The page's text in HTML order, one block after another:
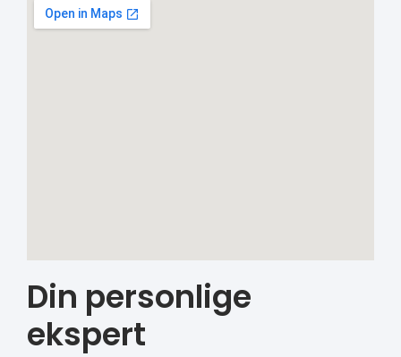
Din personlige
ekspert